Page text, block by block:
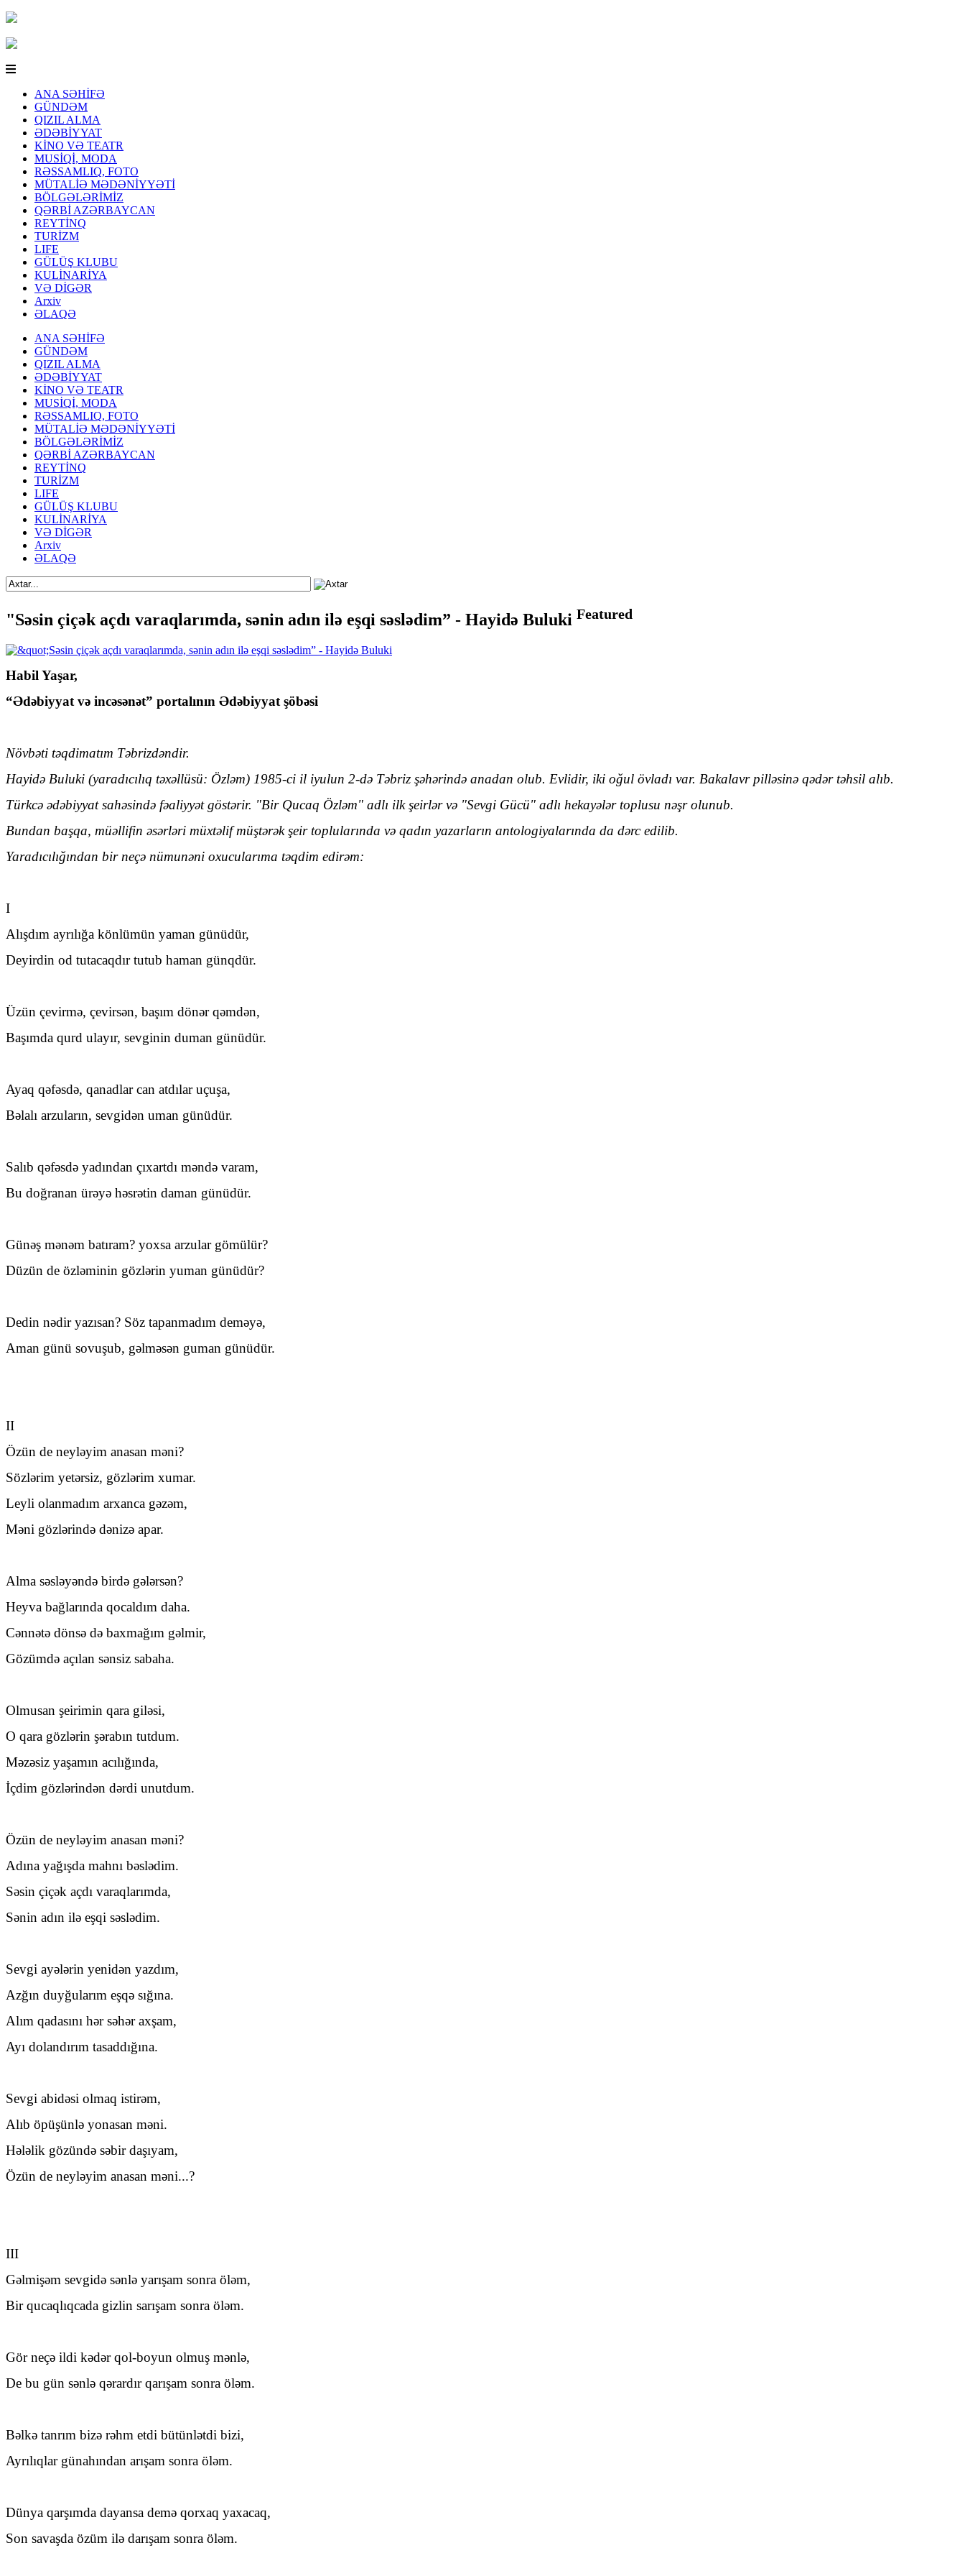
ANA SƏHİFƏ
GÜNDƏM
QIZIL ALMA
ƏDƏBİYYAT
KİNO VƏ TEATR
MUSİQİ, MODA
RƏSSAMLIQ, FOTO
MÜTALİƏ MƏDƏNİYYƏTİ
BÖLGƏLƏRİMİZ
QƏRBİ AZƏRBAYCAN
REYTİNQ
TURİZM
LIFE
GÜLÜŞ KLUBU
KULİNARİYA
VƏ DİGƏR
Arxiv
ƏLAQƏ
ANA SƏHİFƏ
GÜNDƏM
QIZIL ALMA
ƏDƏBİYYAT
KİNO VƏ TEATR
MUSİQİ, MODA
RƏSSAMLIQ, FOTO
MÜTALİƏ MƏDƏNİYYƏTİ
BÖLGƏLƏRİMİZ
QƏRBİ AZƏRBAYCAN
REYTİNQ
TURİZM
LIFE
GÜLÜŞ KLUBU
KULİNARİYA
VƏ DİGƏR
Arxiv
ƏLAQƏ
"Səsin çiçək açdı varaqlarımda, sənin adın ilə eşqi səslədim” - Hayidə Buluki Featured
Habil Yaşar,
“Ədəbiyyat və incəsənət” portalının Ədəbiyyat şöbəsi
Növbəti təqdimatım Təbrizdəndir.
Hayidə Buluki (yaradıcılıq təxəllüsü: Özləm) 1985-ci il iyulun 2-də Təbriz şəhərində anadan olub. Evlidir, iki oğul övladı var. Bakalavr pilləsinə qədər təhsil alıb.
Türkcə ədəbiyyat sahəsində fəaliyyət göstərir. "Bir Qucaq Özləm" adlı ilk şeirlər və "Sevgi Gücü" adlı hekayələr toplusu nəşr olunub.
Bundan başqa, müəllifin əsərləri müxtəlif müştərək şeir toplularında və qadın yazarların antologiyalarında da dərc edilib.
Yaradıcılığından bir neçə nümunəni oxucularıma təqdim edirəm:
I
Alışdım ayrılığa könlümün yaman günüdür,
Deyirdin od tutacaqdır tutub haman günqdür.
Üzün çevirmə, çevirsən, başım dönər qəmdən,
Başımda qurd ulayır, sevginin duman günüdür.
Ayaq qəfəsdə, qanadlar can atdılar uçuşa,
Bəlalı arzuların, sevgidən uman günüdür.
Salıb qəfəsdə yadından çıxartdı məndə varam,
Bu doğranan ürəyə həsrətin daman günüdür.
Günəş mənəm batıram? yoxsa arzular gömülür?
Düzün de özləminin gözlərin yuman günüdür?
Dedin nədir yazısan? Söz tapanmadım deməyə,
Aman günü sovuşub, gəlməsən guman günüdür.
II
Özün de neyləyim anasan məni?
Sözlərim yetərsiz, gözlərim xumar.
Leyli olanmadım arxanca gəzəm,
Məni gözlərində dənizə apar.
Alma səsləyəndə birdə gələrsən?
Heyva bağlarında qocaldım daha.
Cənnətə dönsə də baxmağım gəlmir,
Gözümdə açılan sənsiz sabaha.
Olmusan şeirimin qara giləsi,
O qara gözlərin şərabın tutdum.
Məzəsiz yaşamın acılığında,
İçdim gözlərindən dərdi unutdum.
Özün de neyləyim anasan məni?
Adına yağışda mahnı bəslədim.
Səsin çiçək açdı varaqlarımda,
Sənin adın ilə eşqi səslədim.
Sevgi ayələrin yenidən yazdım,
Azğın duyğularım eşqə sığına.
Alım qadasını hər səhər axşam,
Ayı dolandırım tasaddığına.
Sevgi abidəsi olmaq istirəm,
Alıb öpüşünlə yonasan məni.
Hələlik gözündə səbir daşıyam,
Özün de neyləyim anasan məni...?
III
Gəlmişəm sevgidə sənlə yarışam sonra öləm,
Bir qucaqlıqcada gizlin sarışam sonra öləm.
Gör neçə ildi kədər qol-boyun olmuş mənlə,
De bu gün sənlə qərardır qarışam sonra öləm.
Bəlkə tanrım bizə rəhm etdi bütünlətdi bizi,
Ayrılıqlar günahından arışam sonra öləm.
Dünya qarşımda dayansa demə qorxaq yaxacaq,
Son savaşda özüm ilə darışam sonra öləm.